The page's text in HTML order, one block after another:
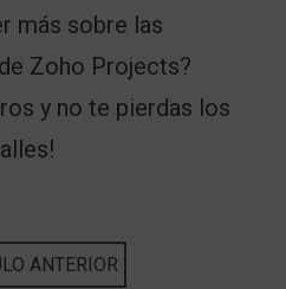
más sobre las
Zoho Projects?
y no te pierdas los
ANTERIOR